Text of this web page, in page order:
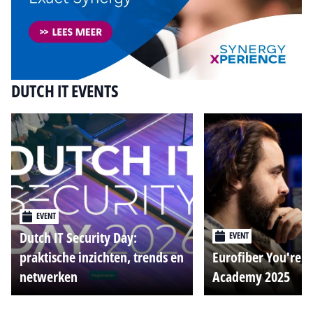
DUTCH IT EVENTS
EVENT
Dutch IT Security Day:
praktische inzichten, trends en
netwerken
EVENT
Eurofiber You're
Academy 2025